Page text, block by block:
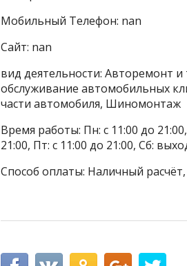
Мобильный Телефон: nan
Сайт: nan
вид деятельности: Авторемонт
обслуживание автомобильных
части автомобиля, Шиномонтаж
Время работы: Пн: с 11:00 до
21:00, Пт: с 11:00 до 21:00, Сб:
Способ оплаты: Наличный